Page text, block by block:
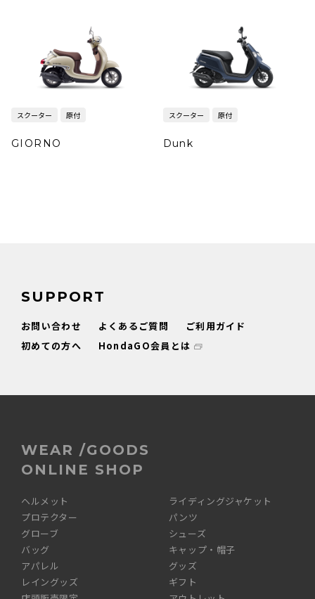
スクーター 原付
GIORNO
スクーター 原付
Dunk
SUPPORT
お問い合わせ よくあるご質問
ご利用ガイド
初めての方へ
HondaGO会員とは
WEAR /GOODS
ONLINE SHOP
ヘルメット
ライディングジャケット
プロテクター
パンツ
グローブ
シューズ
バッグ
キャップ・帽子
アパレル
グッズ
レイングッズ
ギフト